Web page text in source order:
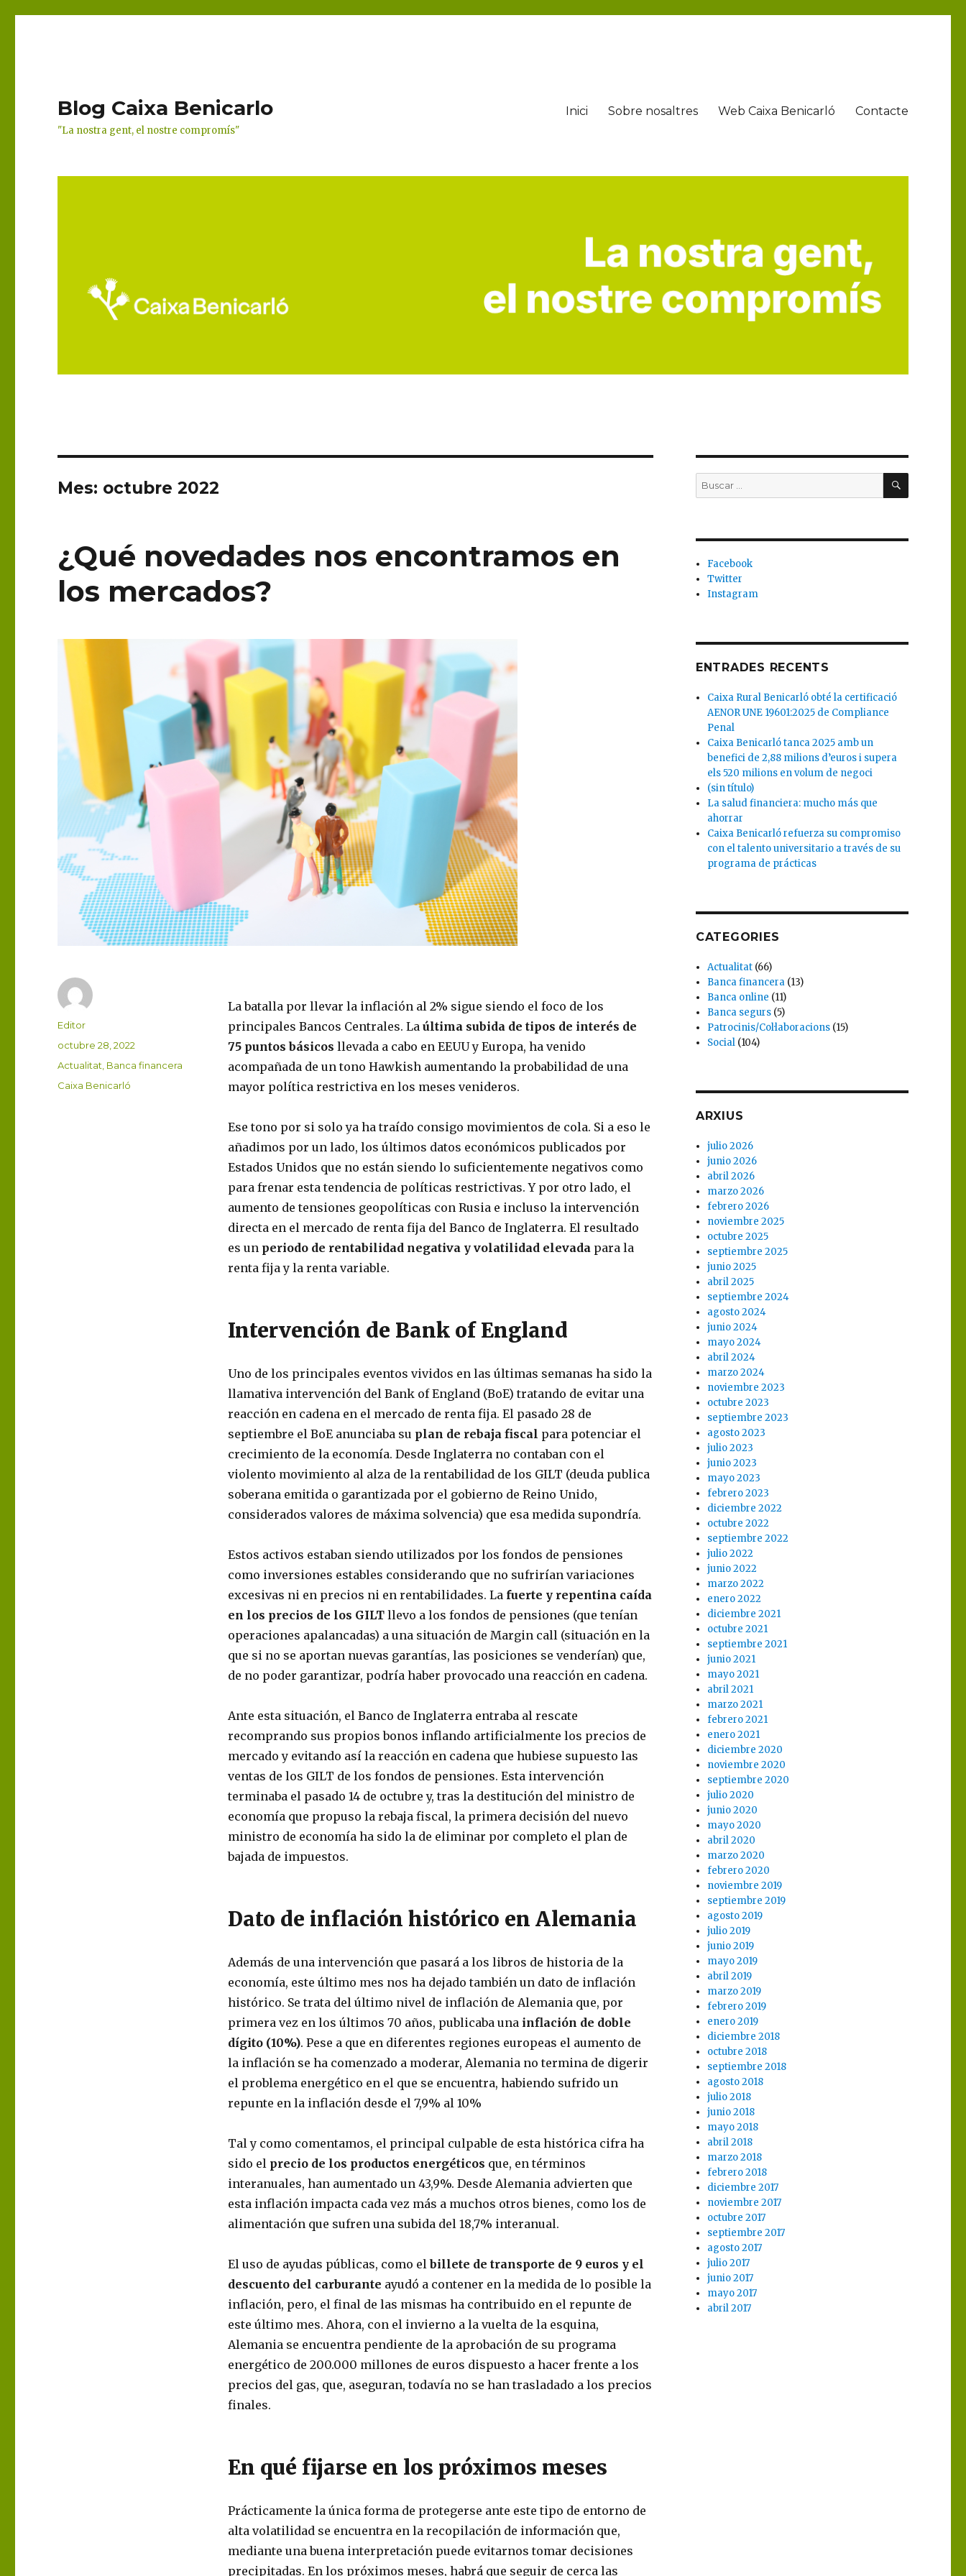
Blog Caixa Benicarlo
"La nostra gent, el nostre compromís"
Inici Sobre nosaltres Web Caixa Benicarló Contacte
Mes: octubre 2022
¿Qué novedades nos encontramos en
los mercados?
La batalla por llevar la inflación al 2% sigue siendo el foco de los
principales Bancos Centrales. La última subida de tipos de interés de
75 puntos básicos llevada a cabo en EEUU y Europa, ha venido
acompañada de un tono Hawkish aumentando la probabilidad de una
mayor política restrictiva en los meses venideros.
Ese tono por si solo ya ha traído consigo movimientos de cola. Si a eso le
añadimos por un lado, los últimos datos económicos publicados por
Estados Unidos que no están siendo lo suficientemente negativos como
para frenar esta tendencia de políticas restrictivas. Y por otro lado, el
aumento de tensiones geopolíticas con Rusia e incluso la intervención
directa en el mercado de renta fija del Banco de Inglaterra. El resultado
es un periodo de rentabilidad negativa y volatilidad elevadapara la
renta fija y la renta variable.
Intervención de Bank of England
Uno de los principales eventos vividos en las últimas semanas ha sido la
llamativa intervención del Bank of England (BoE) tratando de evitar una
reacción en cadena en el mercado de renta fija. El pasado 28 de
septiembre el BoE anunciaba su plan de rebaja fiscal para potenciar el
crecimiento de la economía. Desde Inglaterra no contaban con el
violento movimiento al alza de la rentabilidad de los GILT (deuda publica
soberana emitida o garantizada por el gobierno de Reino Unido,
considerados valores de máxima solvencia) que esa medida supondría.
Estos activos estaban siendo utilizados por los fondos de pensiones
como inversiones estables considerando que no sufrirían variaciones
excesivas ni en precios ni en rentabilidades. La fuerte y repentina caída
en los precios de los GILTllevo a los fondos de pensiones (que tenían
operaciones apalancadas) a una situación de Margin call (situación en la
que si no se aportan nuevas garantías, las posiciones se venderían) que,
de no poder garantizar, podría haber provocado una reacción en cadena.
Ante esta situación, el Banco de Inglaterra entraba al rescate
recomprando sus propios bonos inflando artificialmente los precios de
mercado y evitando así la reacción en cadena que hubiese supuesto las
ventas de los GILT de los fondos de pensiones. Esta intervención
terminaba el pasado 14 de octubre y, tras la destitución del ministro de
economía que propuso la rebaja fiscal, la primera decisión del nuevo
ministro de economía ha sido la de eliminar por completo el plan de
bajada de impuestos.
Dato de inflación histórico en Alemania
Además de una intervención que pasará a los libros de historia de la
economía, este último mes nos ha dejado también un dato de inflación
histórico. Se trata del último nivel de inflación de Alemania que, por
primera vez en los últimos 70 años, publicaba unainflación de doble
dígito (10%). Pese a que en diferentes regiones europeas el aumento de
la inflación se ha comenzado a moderar, Alemania no termina de digerir
el problema energético en el que se encuentra, habiendo sufrido un
repunte en la inflación desde el 7,9% al 10%
Tal y como comentamos, el principal culpable de esta histórica cifra ha
sido el precio de los productos energéticos que, en términos
interanuales, han aumentado un 43,9%. Desde Alemania advierten que
esta inflación impacta cada vez más a muchos otros bienes, como los de
alimentación que sufren una subida del 18,7% interanual.
El uso de ayudas públicas, como elbillete de transporte de 9 euros y el
descuento del carburante ayudó a contener en la medida de lo posible la
inflación, pero, el final de las mismas ha contribuido en el repunte de
este último mes. Ahora, con el invierno a la vuelta de la esquina,
Alemania se encuentra pendiente de la aprobación de su programa
energético de 200.000 millones de euros dispuesto a hacer frente a los
precios del gas, que, aseguran, todavía no se han trasladado a los precios
finales.
En qué fijarse en los próximos meses
Prácticamente la única forma de protegerse ante este tipo de entorno de
alta volatilidad se encuentra en la recopilación de información que,
mediante una buena interpretación puede evitarnos tomar decisiones
precipitadas. En los próximos meses, habrá que seguir de cerca las
Autor
Editor
Publicado
octubre 28, 2022
Categorías
Actualitat Banca financera
Etiquetas
Caixa Benicarló
Buscar
por:
BUSCAR
Facebook
Twitter
Instagram
ENTRADES RECENTS
Caixa Rural Benicarló obté la certificació
AENOR UNE 19601:2025 de Compliance
Penal
Caixa Benicarló tanca 2025 amb un
benefici de 2,88 milions d’euros i supera
els 520 milions en volum de negoci
(sin título)
La salud financiera: mucho más que
ahorrar
Caixa Benicarló refuerza su compromiso
con el talento universitario a través de su
programa de prácticas
CATEGORIES
Actualitat (66)
Banca financera (13)
Banca online (11)
Banca segurs (5)
Patrocinis/Col·laboracions (15)
Social (104)
ARXIUS
julio 2026
junio 2026
abril 2026
marzo 2026
febrero 2026
noviembre 2025
octubre 2025
septiembre 2025
junio 2025
abril 2025
septiembre 2024
agosto 2024
junio 2024
mayo 2024
abril 2024
marzo 2024
noviembre 2023
octubre 2023
septiembre 2023
agosto 2023
julio 2023
junio 2023
mayo 2023
febrero 2023
diciembre 2022
octubre 2022
septiembre 2022
julio 2022
junio 2022
marzo 2022
enero 2022
diciembre 2021
octubre 2021
septiembre 2021
junio 2021
mayo 2021
abril 2021
marzo 2021
febrero 2021
enero 2021
diciembre 2020
noviembre 2020
septiembre 2020
julio 2020
junio 2020
mayo 2020
abril 2020
marzo 2020
febrero 2020
noviembre 2019
septiembre 2019
agosto 2019
julio 2019
junio 2019
mayo 2019
abril 2019
marzo 2019
febrero 2019
enero 2019
diciembre 2018
octubre 2018
septiembre 2018
agosto 2018
julio 2018
junio 2018
mayo 2018
abril 2018
marzo 2018
febrero 2018
diciembre 2017
noviembre 2017
octubre 2017
septiembre 2017
agosto 2017
julio 2017
junio 2017
mayo 2017
abril 2017